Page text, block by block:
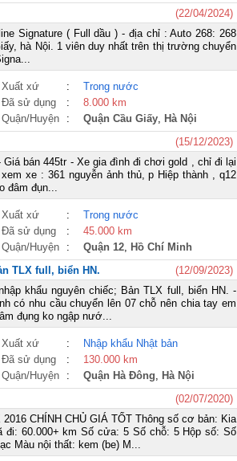
(22/04/2024)
Signature ( Full dầu ) - địa chỉ : Auto 268: 268
hà Nội. 1 viên duy nhất trên thị trường chuyển
Xuất xứ :
Trong nước
Đã sử dụng :
8.000 km
Quận/Huyện : Quận Cầu Giấy, Hà Nội
(15/12/2023)
Giá bán 445tr - Xe gia đình đi chơi gold , chỉ đi lại
xe : 361 nguyễn ảnh thủ, p Hiệp thành , q12
đâm đụn...
Xuất xứ :
Trong nước
Đã sử dụng :
45.000 km
Quận/Huyện : Quận 12, Hồ Chí Minh
TLX full, biển HN.
(12/09/2023)
khẩu nguyên chiếc; Bản TLX full, biển HN. -
có nhu cầu chuyển lên 07 chỗ nên chia tay em
đụng ko ngập nướ...
Xuất xứ :
Nhập khẩu Nhật bản
Đã sử dụng :
130.000 km
Quận/Huyện : Quận Hà Đông, Hà Nội
(02/07/2020)
CHÍNH CHỦ GIÁ TỐT Thông số cơ bản: Kia
đi: 60.000+ km Số cửa: 5 Số chỗ: 5 Hộp số: Số
Màu nội thất: kem (be) M...